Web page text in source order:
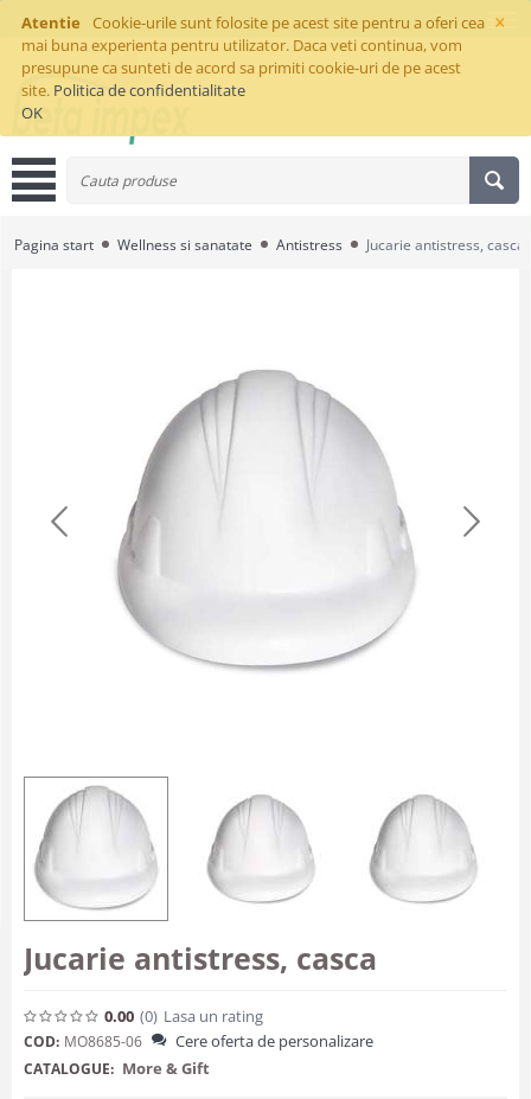
×
Atentie
Cookie-urile sunt folosite pe acest site pentru a oferi cea
mai buna experienta pentru utilizator. Daca veti continua, vom
presupune ca sunteti de acord sa primiti cookie-uri de pe acest
site. Politica de confidentialitate
OK
Pagina start Wellness si sanatate Antistress Jucarie antistress, casca
Jucarie antistress, casca
0.00 (0) Lasa un rating
COD: MO8685-06 Cere oferta de personalizare
CATALOGUE: More & Gift